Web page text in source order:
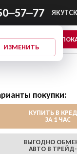
ИЗМЕНИТЬ
ЕЩЕ
покупки:
КУПИТЬ В
ЗА 1 ЧАС
ВЫГОДНО
АВТО В